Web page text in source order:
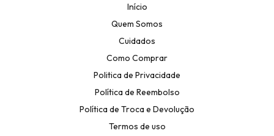
Início
Quem Somos
Cuidados
Como Comprar
Politica de Privacidade
Política de Reembolso
Política de Troca e Devolução
Termos de uso